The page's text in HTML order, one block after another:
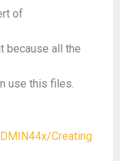
of
because all the
use this files.
Creating